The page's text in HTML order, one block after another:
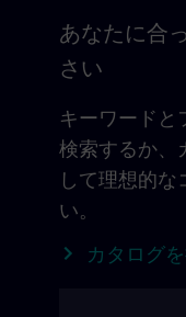
あなたに合
さい
キーワードと
検索するか、
して理想的な
い。
カタログ